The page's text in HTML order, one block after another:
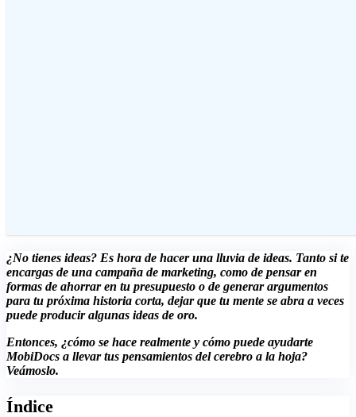
¿No tienes ideas? Es hora de hacer una lluvia de ideas. Tanto si te
encargas de una campaña de marketing, como de pensar en
formas de ahorrar en tu presupuesto o de generar argumentos
para tu próxima historia corta, dejar que tu mente se abra a veces
puede producir algunas ideas de oro.
Entonces, ¿cómo se hace realmente y cómo puede ayudarte
MobiDocs a llevar tus pensamientos del cerebro a la hoja?
Veámoslo.
Índice